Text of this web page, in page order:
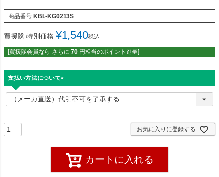
商品番号 KBL-KG0213S
買援隊 特別価格 ¥1,540税込
[買援隊会員なら さらに 70 円相当のポイント進呈]
支払い方法について
必
須
お気に入りに登録する
カートに入れる